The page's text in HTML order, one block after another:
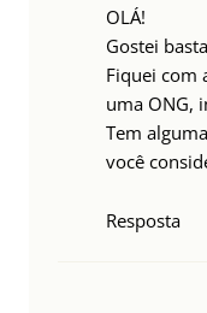
OLÁ!
Gostei
Fiquei com
uma ONG,
Tem
você
Resposta